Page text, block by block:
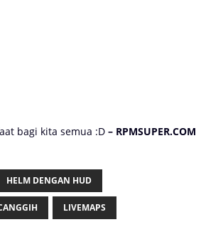
bagi kita semua :D – RPMSUPER.COM
HELM DENGAN HUD
LIVEMAPS